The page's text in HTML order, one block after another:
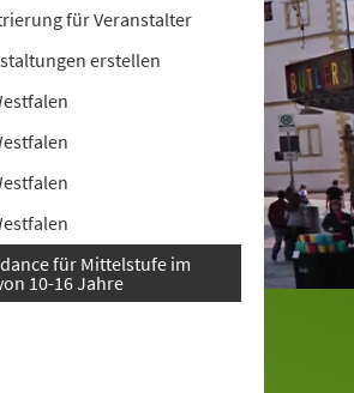
für Veranstalter
erstellen
für Mittelstufe im
10-16 Jahre